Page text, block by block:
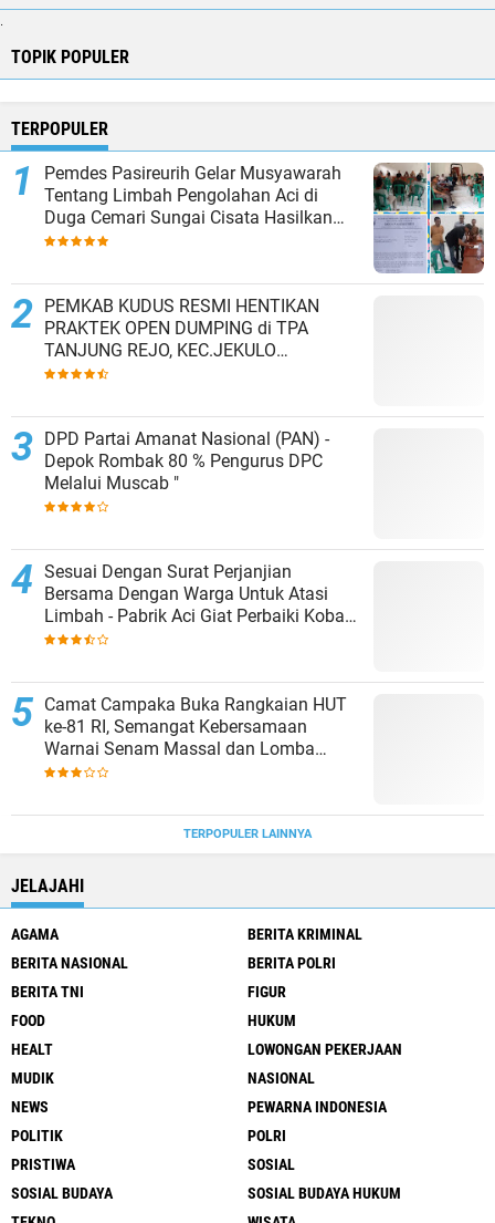
.
TOPIK POPULER
TERPOPULER
Pemdes Pasireurih Gelar Musyawarah
Tentang Limbah Pengolahan Aci di
Duga Cemari Sungai Cisata Hasilkan
Kesepakatan Tutup Sementara
PEMKAB KUDUS RESMI HENTIKAN
PRAKTEK OPEN DUMPING di TPA
TANJUNG REJO, KEC.JEKULO
KAB.KUDUS,BERLAKUKAN SISTEM
DPD Partai Amanat Nasional (PAN) -
Depok Rombak 80 % Pengurus DPC
Melalui Muscab "
Sesuai Dengan Surat Perjanjian
Bersama Dengan Warga Untuk Atasi
Limbah - Pabrik Aci Giat Perbaiki Kobak
Penampungan Air
Camat Campaka Buka Rangkaian HUT
ke-81 RI, Semangat Kebersamaan
Warnai Senam Massal dan Lomba
Karaoke Perangkat Desa
TERPOPULER LAINNYA
JELAJAHI
AGAMA
BERITA KRIMINAL
BERITA NASIONAL
BERITA POLRI
BERITA TNI
FIGUR
FOOD
HUKUM
HEALT
LOWONGAN PEKERJAAN
MUDIK
NASIONAL
NEWS
PEWARNA INDONESIA
POLITIK
POLRI
PRISTIWA
SOSIAL
SOSIAL BUDAYA
SOSIAL BUDAYA HUKUM